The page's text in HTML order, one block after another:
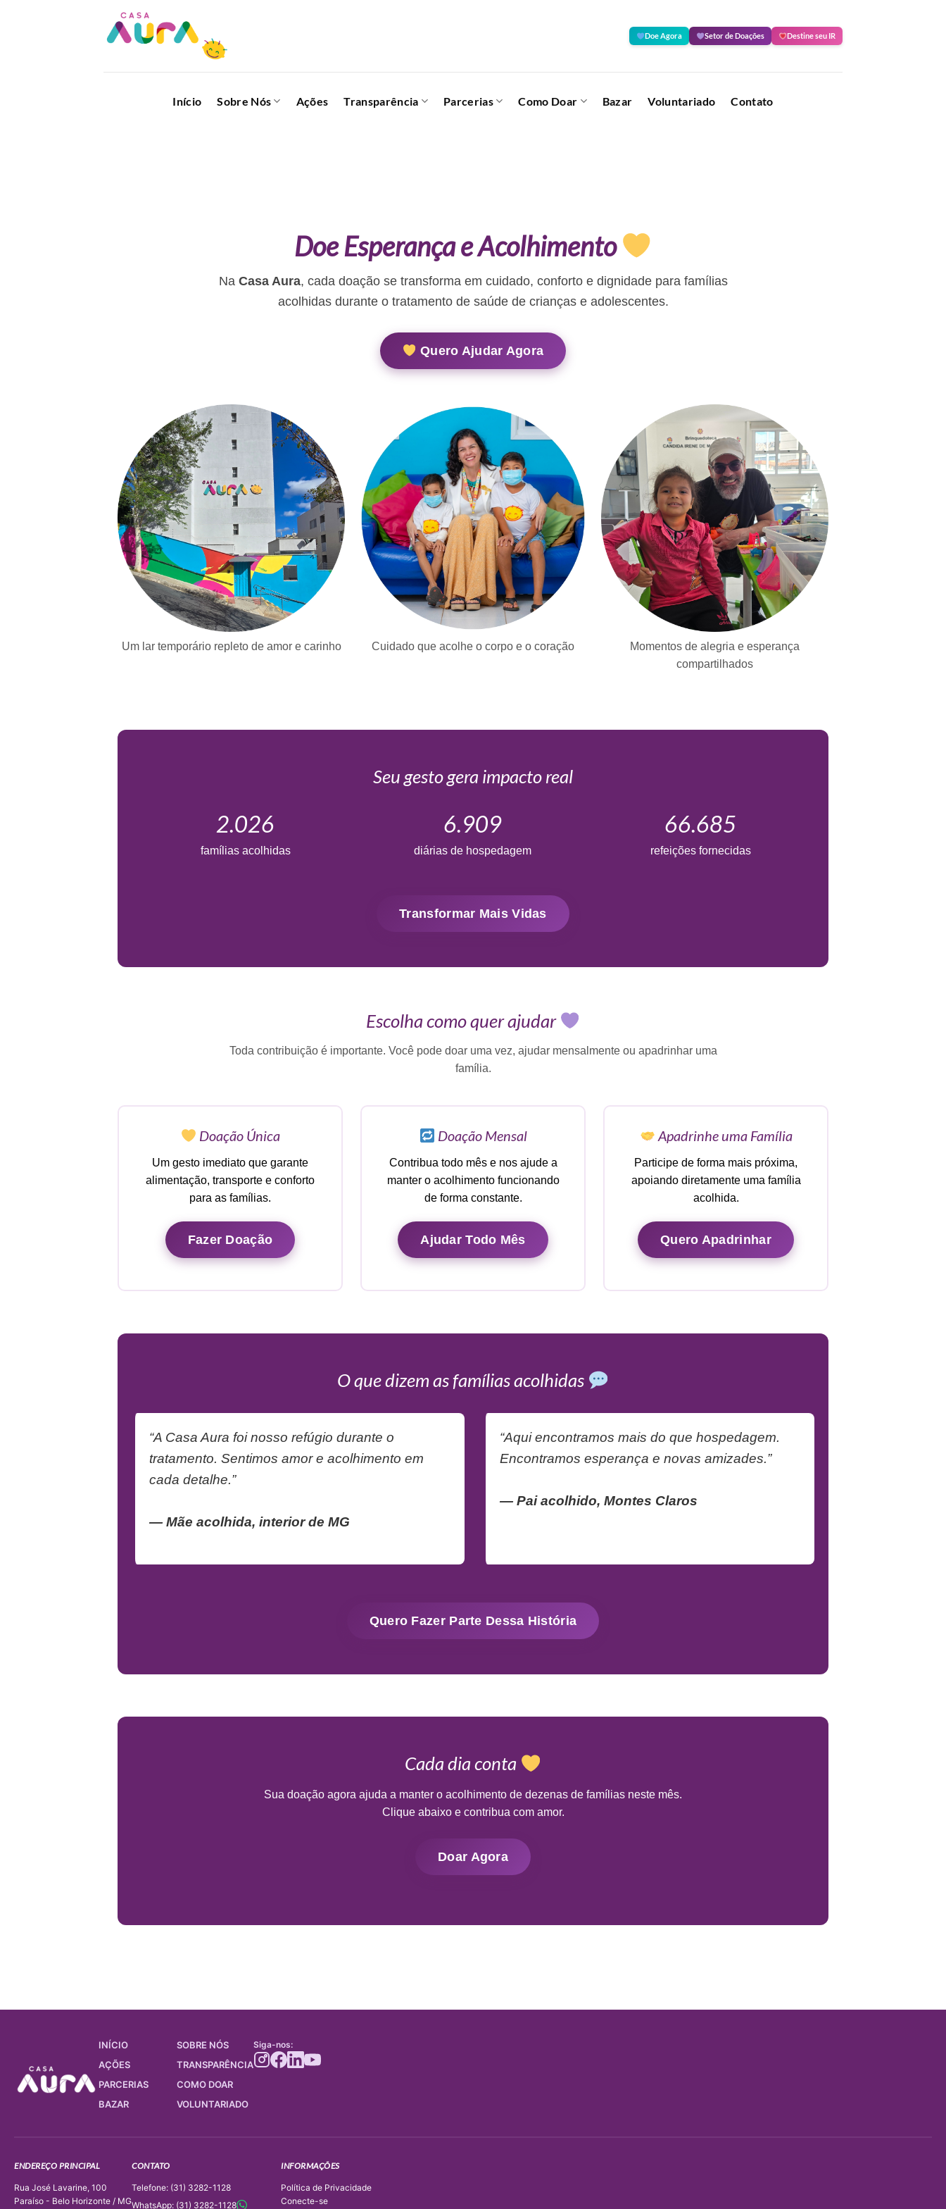
Doe Agora Setor de Doações Destine seu IR
Início Sobre Nós Ações Transparência Parcerias Como Doar Bazar Voluntariado Contato
Doe Esperança e Acolhimento
Na Casa Aura, cada doação se transforma em cuidado, conforto e dignidade para famílias
acolhidas durante o tratamento de saúde de crianças e adolescentes.
Quero Ajudar Agora
Um lar temporário repleto de amor e carinho Cuidado que acolhe o corpo e o coração
Momentos de alegria e esperança
compartilhados
Seu gesto gera impacto real
2.026
famílias acolhidas
6.909
diárias de hospedagem
66.685
refeições fornecidas
Transformar Mais Vidas
Escolha como quer ajudar
Toda contribuição é importante. Você pode doar uma vez, ajudar mensalmente ou apadrinhar uma
família.
Doação Única
Um gesto imediato que garante
alimentação, transporte e conforto
para as famílias.
Fazer Doação
Doação Mensal
Contribua todo mês e nos ajude a
manter o acolhimento funcionando
de forma constante.
Ajudar Todo Mês
Apadrinhe uma Família
Participe de forma mais próxima,
apoiando diretamente uma família
acolhida.
Quero Apadrinhar
O que dizem as famílias acolhidas
“A Casa Aura foi nosso refúgio durante o
tratamento. Sentimos amor e acolhimento em
cada detalhe.”
— Mãe acolhida, interior de MG
“Aqui encontramos mais do que hospedagem.
Encontramos esperança e novas amizades.”
— Pai acolhido, Montes Claros
Quero Fazer Parte Dessa História
Cada dia conta
Sua doação agora ajuda a manter o acolhimento de dezenas de famílias neste mês.
Clique abaixo e contribua com amor.
Doar Agora
INÍCIO
SOBRE NÓS
AÇÕES
TRANSPARÊNCIA
PARCERIAS
COMO DOAR
BAZAR
VOLUNTARIADO
Siga-nos:
ENDEREÇO PRINCIPAL
Rua José Lavarine, 100
Paraíso - Belo Horizonte / MG
CONTATO
Telefone: (31) 3282-1128
WhatsApp: (31) 3282-1128
INFORMAÇÕES
Política de Privacidade
Conecte-se